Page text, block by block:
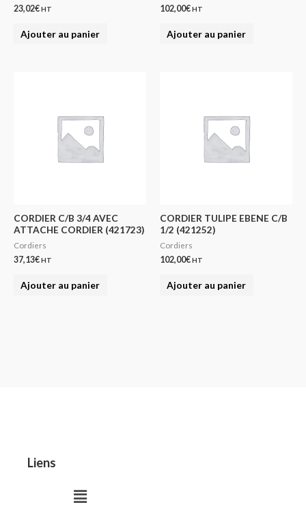
23,02€HT
Ajouter au panier
102,00€HT
Ajouter au panier
CORDIER C/B 3/4 AVEC
ATTACHE CORDIER (421723)
Cordiers
37,13€HT
Ajouter au panier
CORDIER TULIPE EBENE C/B
1/2 (421252)
Cordiers
102,00€HT
Ajouter au panier
Liens
Menu